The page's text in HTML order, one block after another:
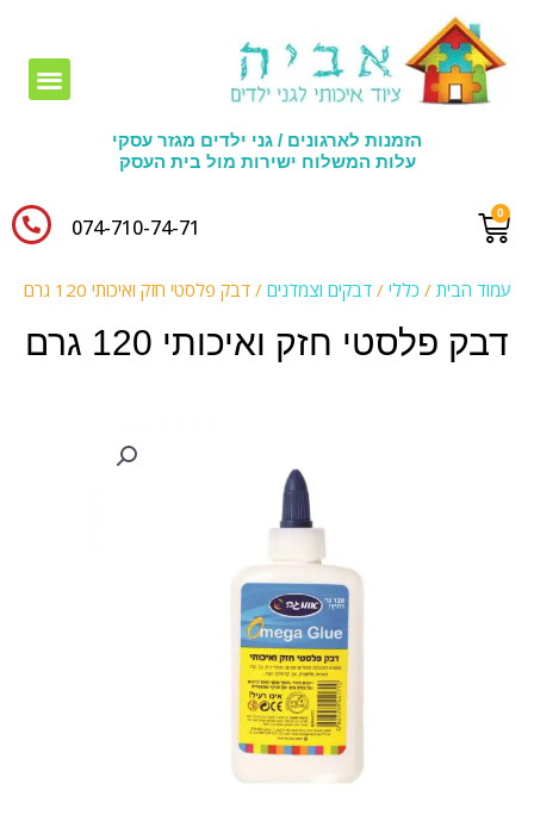
הזמנות לארגונים / גני ילדים מגזר עסקי
עלות המשלוח ישירות מול בית העסק
074-710-74-71​
עמוד הבית / כללי /דבקים וצמדנים / דבק פלסטי חזק ואיכותי 120 גרם
דבק פלסטי חזק ואיכותי 120 גרם